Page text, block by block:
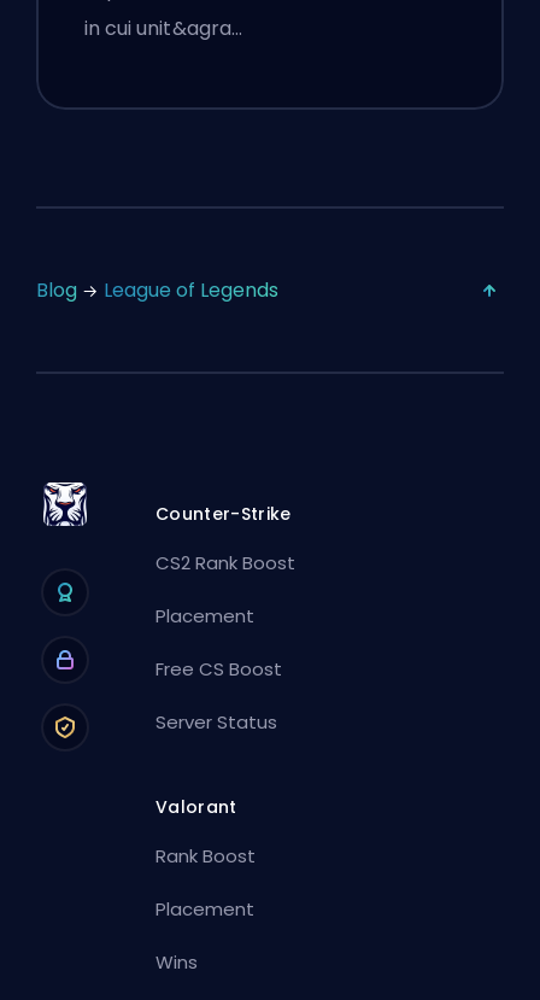
in cui unit&agra…
Blog League of Legends
Counter-Strike
CS2 Rank Boost
Placement
Free CS Boost
Server Status
Valorant
Rank Boost
Placement
Wins